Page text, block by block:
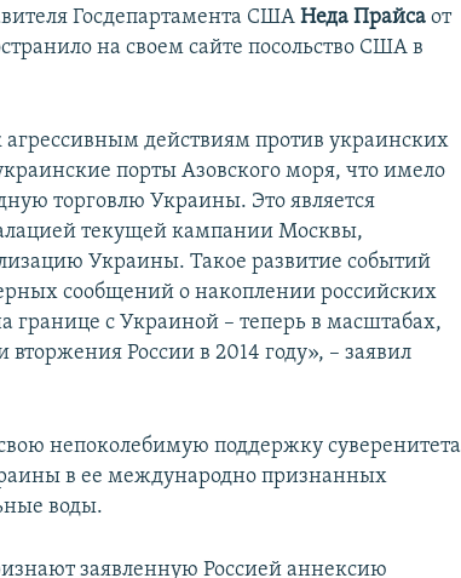
Госдепартамента СШАНеда Прайса от
на своем сайте посольство США в
действиям против украинских
порты Азовского моря, что имело
торговлю Украины. Это является
текущей кампании Москвы,
Украины. Такое развитие событий
сообщений о накоплении российских
с Украиной – теперь в масштабах,
России в 2014 году», – заявил
непоколебимую поддержку суверенитета
в ее международно признанных
воды.
заявленную Россией аннексию